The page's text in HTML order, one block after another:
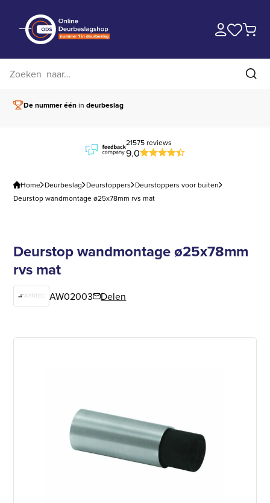
De nummer éénindeurbeslag
21575 reviews
9.0
Home Deurbeslag Deurstoppers Deurstoppers voor buiten
Deurstop wandmontage ø25x78mm rvs mat
Deurstop wandmontage ø25x78mm
rvs mat
AW02003 Delen